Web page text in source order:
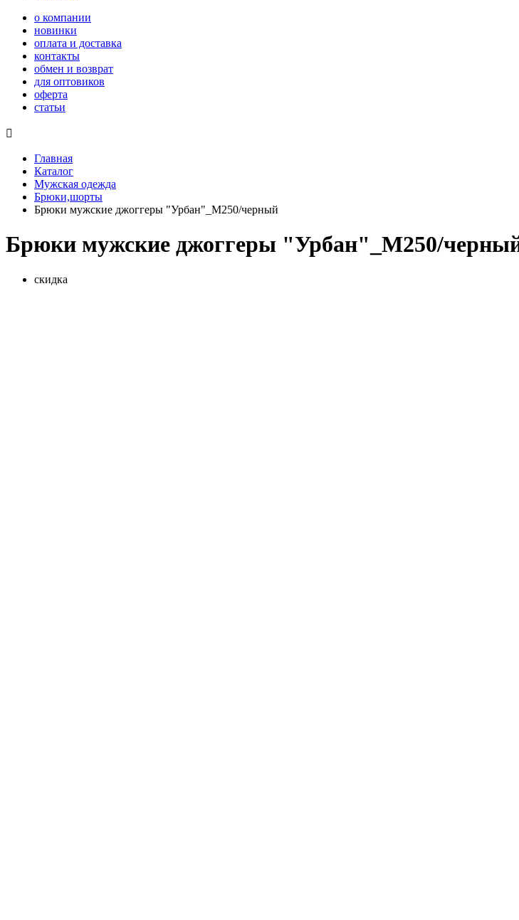
о компании
новинки
оплата и доставка
контакты
обмен и возврат
для оптовиков
оферта
статьи

Главная
Каталог
Мужская одежда
Брюки,шорты
Брюки мужские джоггеры "Урбан"_М250/черный
Брюки мужские джоггеры "Урбан"_М250/
скидка